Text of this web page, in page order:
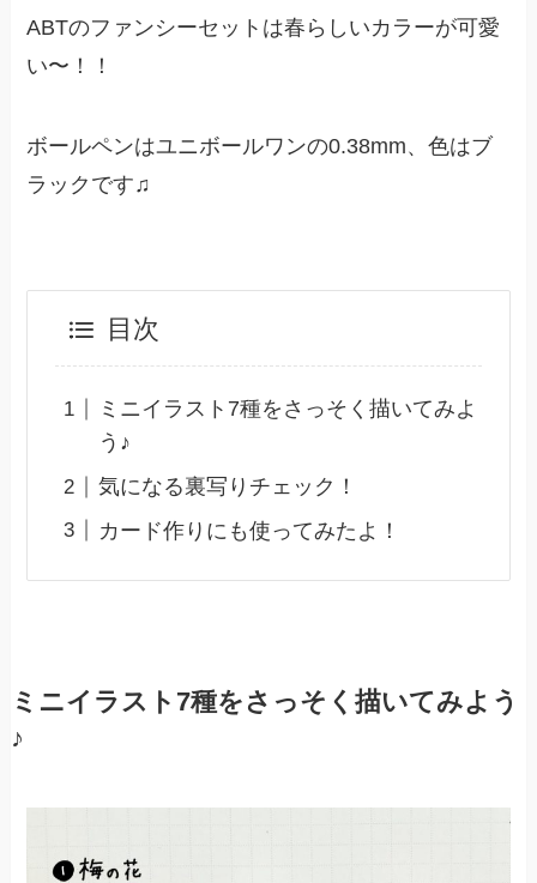
ABTのファンシーセットは春らしいカラーが可愛
い〜！！
ボールペンはユニボールワンの0.38mm、色はブ
ラックです♫
目次
ミニイラスト7種をさっそく描いてみよ
う♪
気になる裏写りチェック！
カード作りにも使ってみたよ！
ミニイラスト7種をさっそく描いてみよう
♪